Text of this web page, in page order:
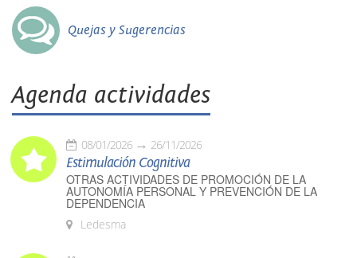
Quejas y Sugerencias
Agenda actividades
08/01/2026 26/11/2026
Estimulación Cognitiva
OTRAS ACTIVIDADES DE PROMOCIÓN DE LA
AUTONOMÍA PERSONAL Y PREVENCIÓN DE LA
DEPENDENCIA
Ledesma